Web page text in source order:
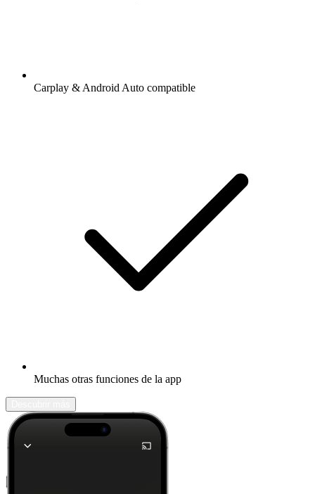
Carplay & Android Auto compatible
Muchas otras funciones de la app